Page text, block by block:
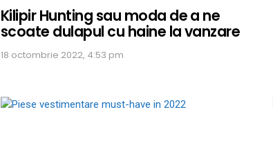
Kilipir Hunting sau moda de a ne
scoate dulapul cu haine la vanzare
18 octombrie 2022, 4:53 pm